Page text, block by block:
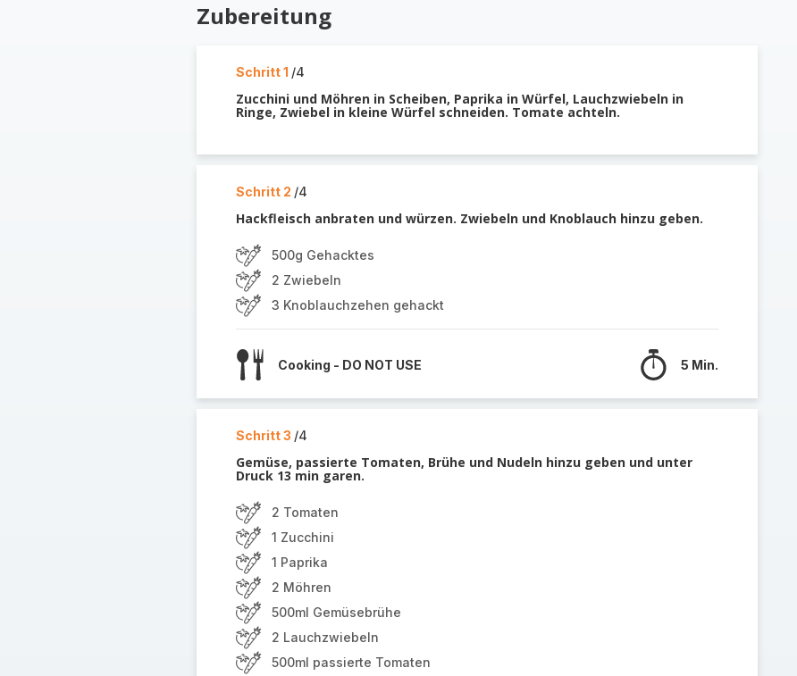
Zubereitung
Schritt 1 /4
Zucchini und Möhren in Scheiben, Paprika in Würfel, Lauchzwiebeln in
Ringe, Zwiebel in kleine Würfel schneiden. Tomate achteln.
Schritt 2 /4
Hackfleisch anbraten und würzen. Zwiebeln und Knoblauch hinzu geben.
500g Gehacktes
2 Zwiebeln
3 Knoblauchzehen gehackt
Cooking - DO NOT USE 5 Min.
Schritt 3 /4
Gemüse, passierte Tomaten, Brühe und Nudeln hinzu geben und unter
Druck 13 min garen.
2 Tomaten
1 Zucchini
1 Paprika
2 Möhren
500ml Gemüsebrühe
2 Lauchzwiebeln
500ml passierte Tomaten